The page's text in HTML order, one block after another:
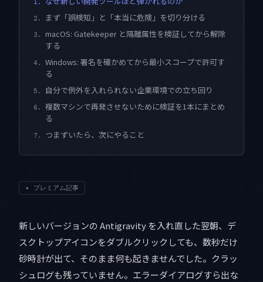
1.
2. まず「誤検知」と「本当に危険」を切り分ける
3.
macOS: Gatekeeper と隔離属性を検証してから解除
する
4.
Windows: 署名を確かめてから最小スコープで許可す
る
5. 自分で例外を入れられない企業環境での立ち回り
6.
複数マシンで再発させないために検証を1本にまとめ
る
7. つまずいたら、次にやること
✦ プレミアム記事
新しいバージョンの Antigravity を入れ直した翌朝、デ
スクトップアイコンをダブルクリックしても、数秒だけ
砂時計が出て、そのまま何も起きませんでした。クラッ
シュログも残っていません。エラーダイアログすら出な